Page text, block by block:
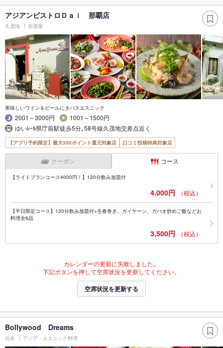
アジアンビストロＤａｉ 那覇店
久茂地 居酒屋
美味しいワイン＆ビールにタパスエスニック
2001～3000円
1001～1500円
ゆいﾚｰﾙ県庁前駅徒歩5分｡58号線久茂地交差点近く
【アプリ予約限定】最大350ポイント還元対象店 口コミ投稿特典対象店
クーポン コース
【ライトプランコース4000円！】120分飲み放題付
4,000円 （税込）
【平日限定コース】120分飲み放題付+生春巻き、ガイヤーン、ガパオ炒めご飯などお
料理全6品
3,500円 （税込）
カレンダーの更新に失敗しました。
下記ボタンを押して空席状況を更新してください。
空席状況を更新する
Bollywood Dreams
北谷 アジア・エスニック料理